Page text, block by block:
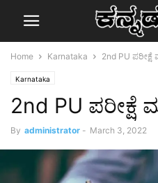
Home Karnataka 2nd PU
Karnataka
2nd PU ಪರೀಕ್ಷೆ
By administrator - March 3, 2022